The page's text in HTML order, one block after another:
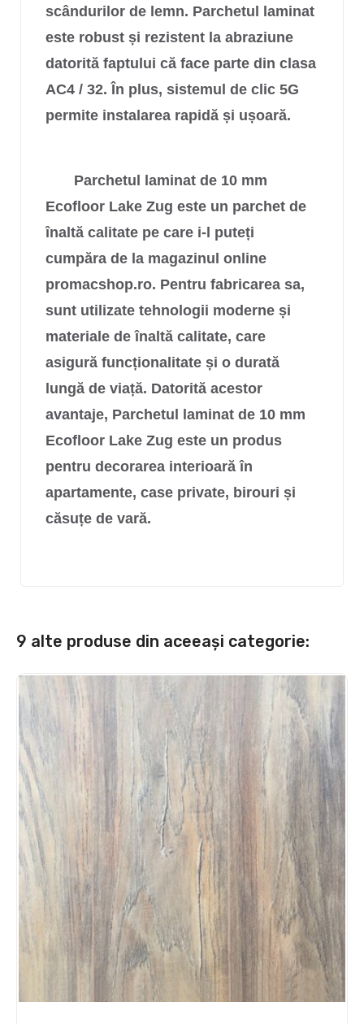
scândurilor de lemn. Parchetul laminat
este robust și rezistent la abraziune
datorită faptului că face parte din clasa
AC4 / 32. În plus, sistemul de clic 5G
permite instalarea rapidă și ușoară.
Parchetul laminat de 10 mm
Ecofloor Lake Zug este un parchet de
înaltă calitate pe care i-l puteți
cumpăra de la magazinul online
promacshop.ro. Pentru fabricarea sa,
sunt utilizate tehnologii moderne și
materiale de înaltă calitate, care
asigură funcționalitate și o durată
lungă de viață. Datorită acestor
avantaje, Parchetul laminat de 10 mm
Ecofloor Lake Zug este un produs
pentru decorarea interioară în
apartamente, case private, birouri și
căsuțe de vară.
9 alte produse din aceeași categorie: